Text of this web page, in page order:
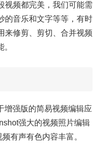
视频都完美，我们可能需
的音乐和文字等等，有时
来修剪、剪切、合并视频
增强版的简易视频编辑应
强大的视频照片编辑
有声有色内容丰富。